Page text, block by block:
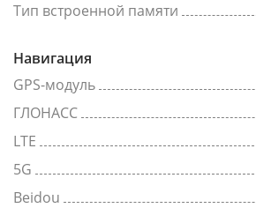
Тип встроенной памяти
Навигация
GPS-модуль
ГЛОНАСС
LTE
5G
Beidou